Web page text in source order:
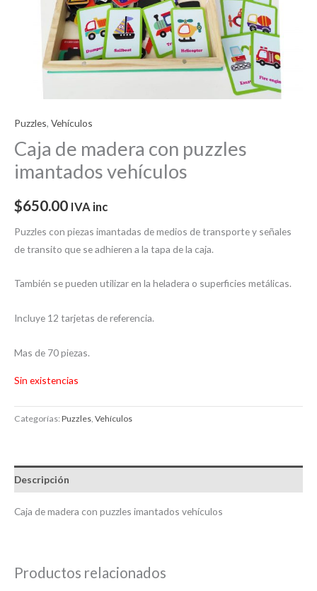
Puzzles, Vehículos
Caja de madera con puzzles
imantados vehículos
$650.00 IVA inc
Puzzles con piezas imantadas de medios de transporte y señales
de transito que se adhieren a la tapa de la caja.
También se pueden utilizar en la heladera o superficies metálicas.
Incluye 12 tarjetas de referencia.
Mas de 70 piezas.
Sin existencias
Categorías:Puzzles, Vehículos
Descripción
Caja de madera con puzzles imantados vehículos
Productos relacionados